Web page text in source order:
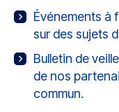
Événements à
sur des sujets
Bulletin de
de nos
commun.